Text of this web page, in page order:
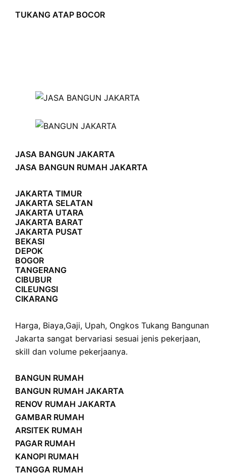
TUKANG ATAP BOCOR
JASA BANGUN JAKARTA
JASA BANGUN RUMAH JAKARTA
JAKARTA TIMUR
JAKARTA SELATAN
JAKARTA UTARA
JAKARTA BARAT
JAKARTA PUSAT
BEKASI
DEPOK
BOGOR
TANGERANG
CIBUBUR
CILEUNGSI
CIKARANG
Harga, Biaya,Gaji, Upah, Ongkos Tukang Bangunan
Jakarta sangat bervariasi sesuai jenis pekerjaan,
skill dan volume pekerjaanya.
BANGUN RUMAH
BANGUN RUMAH JAKARTA
RENOV RUMAH JAKARTA
GAMBAR RUMAH
ARSITEK RUMAH
PAGAR RUMAH
KANOPI RUMAH
TANGGA RUMAH